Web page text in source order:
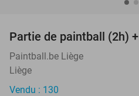
Partie de paintball (2h)
Paintball.be Liège
Liège
Vendu : 130